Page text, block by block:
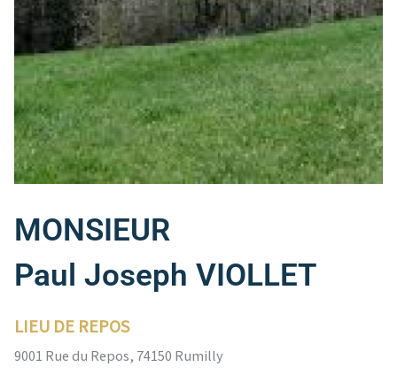
MONSIEUR
Paul Joseph VIOLLET
LIEU DE REPOS
9001 Rue du Repos, 74150 Rumilly